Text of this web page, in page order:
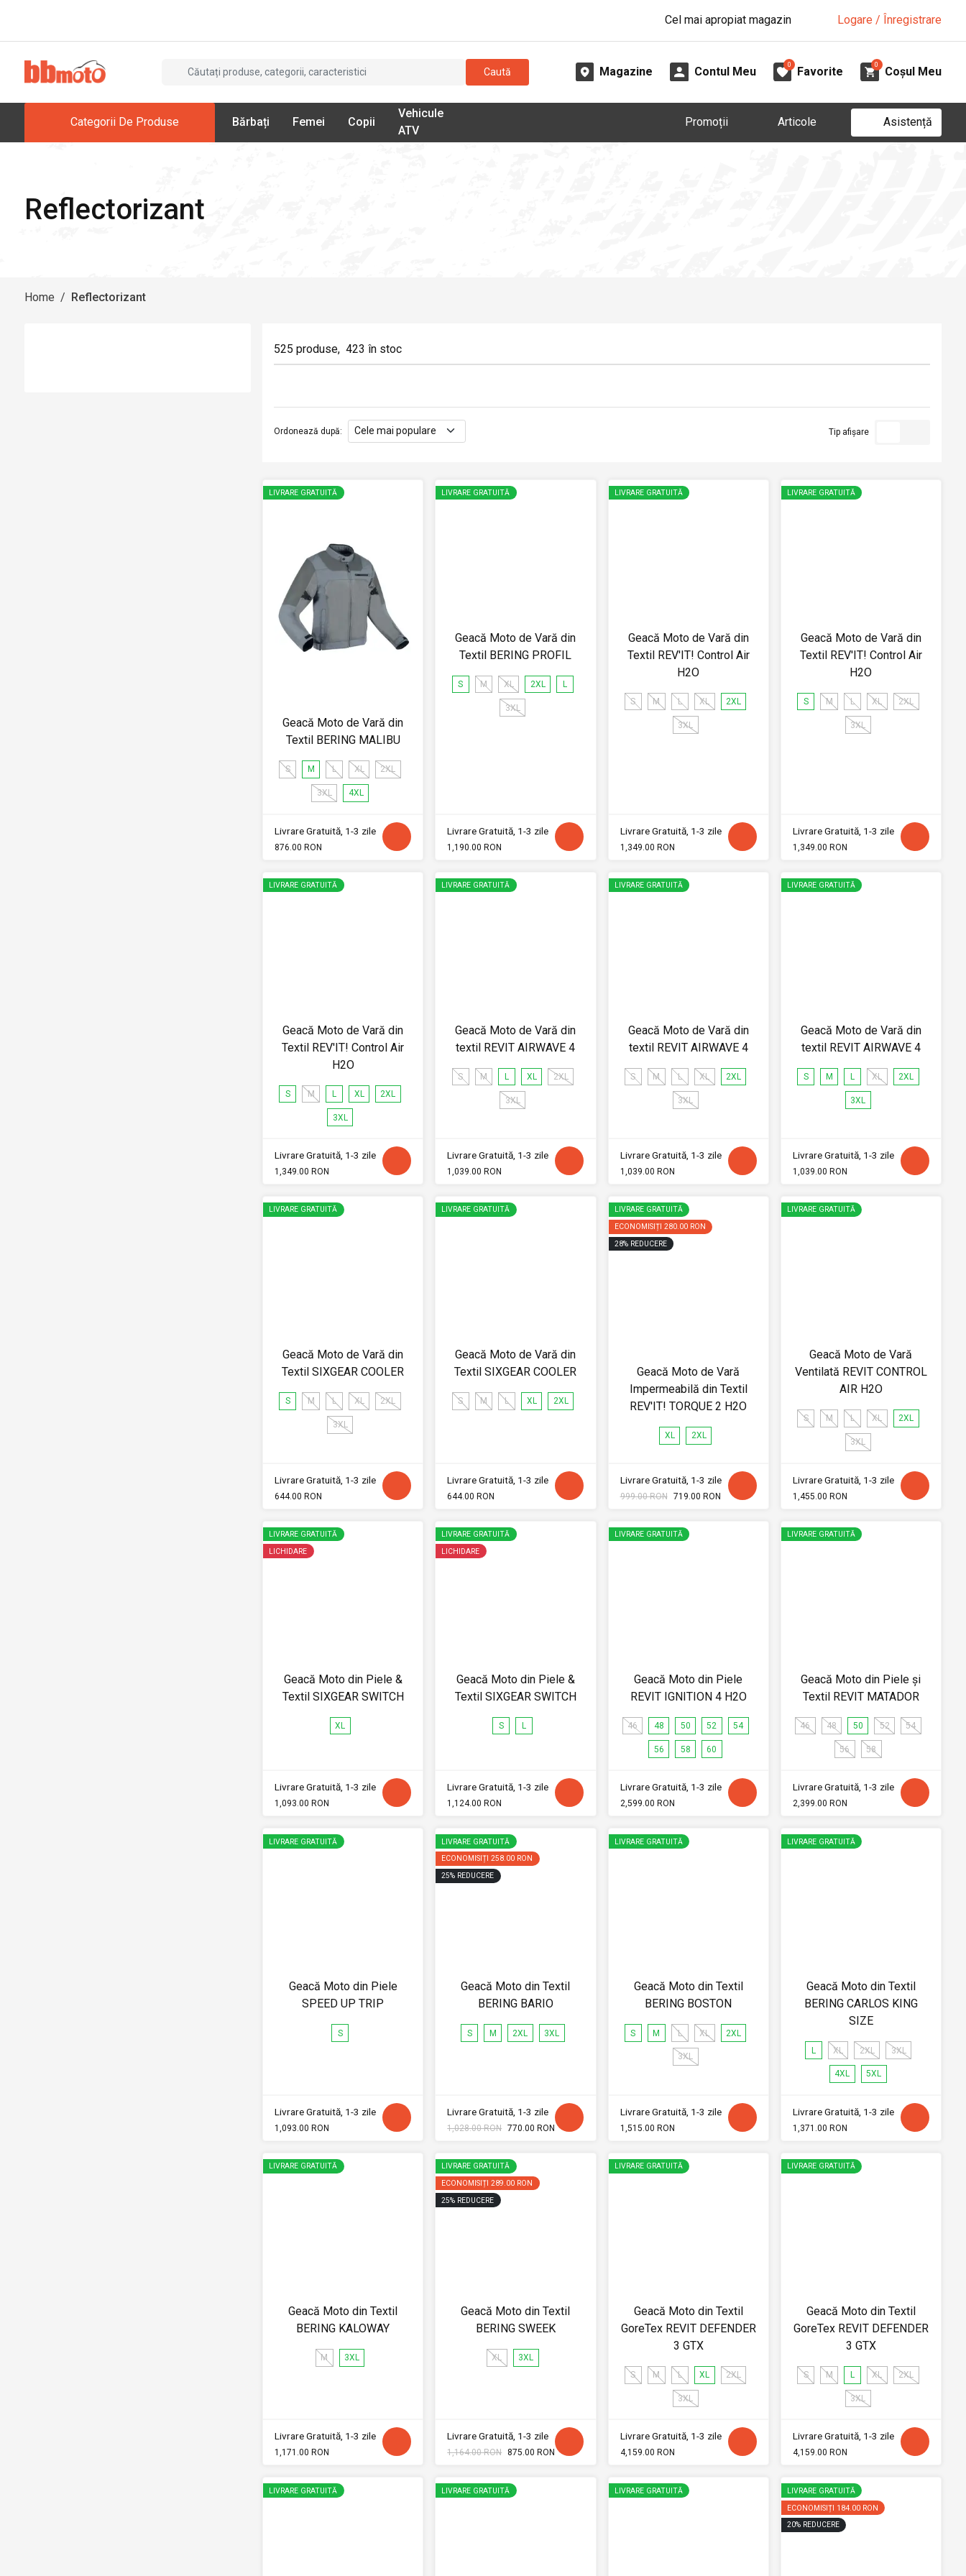
Cel mai apropiat magazin Logare / Înregistrare
Caută Magazine Contul Meu
0
Favorite
0
Coșul Meu
Categorii De Produse Bărbați Femei Copii
Vehicule
ATV
Promoții Articole Asistență
Reflectorizant
Home / Reflectorizant
525 produse, 423 în stoc
Ordonează după: Tip afișare
LIVRARE GRATUITĂ
Geacă Moto de Vară din
Textil BERING MALIBU
S M L XL 2XL
3XL 4XL
Livrare Gratuită, 1-3 zile
876.00 RON
LIVRARE GRATUITĂ
Geacă Moto de Vară din
Textil BERING PROFIL
S M XL 2XL L
3XL
Livrare Gratuită, 1-3 zile
1,190.00 RON
LIVRARE GRATUITĂ
Geacă Moto de Vară din
Textil REV'IT! Control Air
H2O
S M L XL 2XL
3XL
Livrare Gratuită, 1-3 zile
1,349.00 RON
LIVRARE GRATUITĂ
Geacă Moto de Vară din
Textil REV'IT! Control Air
H2O
S M L XL 2XL
3XL
Livrare Gratuită, 1-3 zile
1,349.00 RON
LIVRARE GRATUITĂ
Geacă Moto de Vară din
Textil REV'IT! Control Air
H2O
S M L XL 2XL
3XL
Livrare Gratuită, 1-3 zile
1,349.00 RON
LIVRARE GRATUITĂ
Geacă Moto de Vară din
textil REVIT AIRWAVE 4
S M L XL 2XL
3XL
Livrare Gratuită, 1-3 zile
1,039.00 RON
LIVRARE GRATUITĂ
Geacă Moto de Vară din
textil REVIT AIRWAVE 4
S M L XL 2XL
3XL
Livrare Gratuită, 1-3 zile
1,039.00 RON
LIVRARE GRATUITĂ
Geacă Moto de Vară din
textil REVIT AIRWAVE 4
S M L XL 2XL
3XL
Livrare Gratuită, 1-3 zile
1,039.00 RON
LIVRARE GRATUITĂ
Geacă Moto de Vară din
Textil SIXGEAR COOLER
S M L XL 2XL
3XL
Livrare Gratuită, 1-3 zile
644.00 RON
LIVRARE GRATUITĂ
Geacă Moto de Vară din
Textil SIXGEAR COOLER
S M L XL 2XL
Livrare Gratuită, 1-3 zile
644.00 RON
LIVRARE GRATUITĂ
ECONOMISIȚI 280.00 RON
28% REDUCERE
Geacă Moto de Vară
Impermeabilă din Textil
REV'IT! TORQUE 2 H2O
XL 2XL
Livrare Gratuită, 1-3 zile
999.00 RON 719.00 RON
LIVRARE GRATUITĂ
Geacă Moto de Vară
Ventilată REVIT CONTROL
AIR H2O
S M L XL 2XL
3XL
Livrare Gratuită, 1-3 zile
1,455.00 RON
LIVRARE GRATUITĂ
LICHIDARE
Geacă Moto din Piele &
Textil SIXGEAR SWITCH
XL
Livrare Gratuită, 1-3 zile
1,093.00 RON
LIVRARE GRATUITĂ
LICHIDARE
Geacă Moto din Piele &
Textil SIXGEAR SWITCH
S L
Livrare Gratuită, 1-3 zile
1,124.00 RON
LIVRARE GRATUITĂ
Geacă Moto din Piele
REVIT IGNITION 4 H2O
46 48 50 52 54
56 58 60
Livrare Gratuită, 1-3 zile
2,599.00 RON
LIVRARE GRATUITĂ
Geacă Moto din Piele și
Textil REVIT MATADOR
46 48 50 52 54
56 58
Livrare Gratuită, 1-3 zile
2,399.00 RON
LIVRARE GRATUITĂ
Geacă Moto din Piele
SPEED UP TRIP
S
Livrare Gratuită, 1-3 zile
1,093.00 RON
LIVRARE GRATUITĂ
ECONOMISIȚI 258.00 RON
25% REDUCERE
Geacă Moto din Textil
BERING BARIO
S M 2XL 3XL
Livrare Gratuită, 1-3 zile
1,028.00 RON 770.00 RON
LIVRARE GRATUITĂ
Geacă Moto din Textil
BERING BOSTON
S M L XL 2XL
3XL
Livrare Gratuită, 1-3 zile
1,515.00 RON
LIVRARE GRATUITĂ
Geacă Moto din Textil
BERING CARLOS KING
SIZE
L XL 2XL 3XL
4XL 5XL
Livrare Gratuită, 1-3 zile
1,371.00 RON
LIVRARE GRATUITĂ
Geacă Moto din Textil
BERING KALOWAY
M 3XL
Livrare Gratuită, 1-3 zile
1,171.00 RON
LIVRARE GRATUITĂ
ECONOMISIȚI 289.00 RON
25% REDUCERE
Geacă Moto din Textil
BERING SWEEK
XL 3XL
Livrare Gratuită, 1-3 zile
1,164.00 RON 875.00 RON
LIVRARE GRATUITĂ
Geacă Moto din Textil
GoreTex REVIT DEFENDER
3 GTX
S M L XL 2XL
3XL
Livrare Gratuită, 1-3 zile
4,159.00 RON
LIVRARE GRATUITĂ
Geacă Moto din Textil
GoreTex REVIT DEFENDER
3 GTX
S M L XL 2XL
3XL
Livrare Gratuită, 1-3 zile
4,159.00 RON
LIVRARE GRATUITĂ LIVRARE GRATUITĂ LIVRARE GRATUITĂ
LIVRARE GRATUITĂ
ECONOMISIȚI 184.00 RON
20% REDUCERE